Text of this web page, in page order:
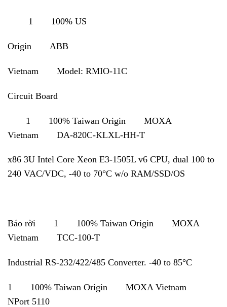
1 100% US
Origin ABB
Vietnam Model: RMIO-11C
Circuit Board
1 100% Taiwan Origin MOXA
Vietnam DA-820C-KLXL-HH-T
x86 3U Intel Core Xeon E3-1505L v6 CPU, dual 100 to
240 VAC/VDC, -40 to 70°C w/o RAM/SSD/OS
Báo rời 1 100% Taiwan Origin MOXA
Vietnam TCC-100-T
Industrial RS-232/422/485 Converter. -40 to 85°C
1 100% Taiwan Origin MOXA Vietnam
NPort 5110